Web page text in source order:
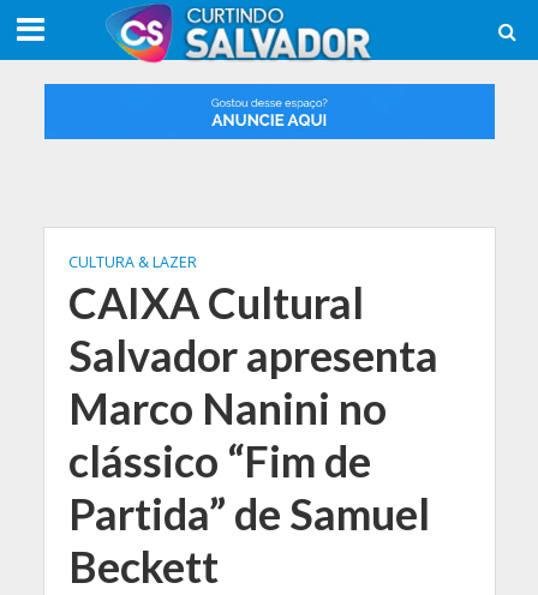
CULTURA & LAZER
CAIXA Cultural
Salvador apresenta
Marco Nanini no
clássico “Fim de
Partida” de Samuel
Beckett